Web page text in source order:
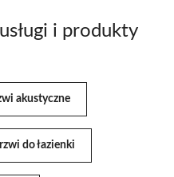
i produkty
akustyczne
do łazienki